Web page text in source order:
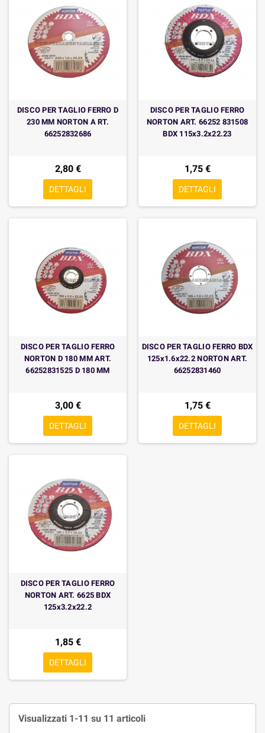
DISCO PER TAGLIO FERRO D
230 MM NORTON A RT.
66252832686
2,80 €
DETTAGLI
DISCO PER TAGLIO FERRO
NORTON ART. 66252 831508
BDX 115x3.2x22.23
1,75 €
DETTAGLI
DISCO PER TAGLIO FERRO
NORTON D 180 MM ART.
66252831525 D 180 MM
3,00 €
DETTAGLI
DISCO PER TAGLIO FERRO BDX
125x1.6x22.2 NORTON ART.
66252831460
1,75 €
DETTAGLI
DISCO PER TAGLIO FERRO
NORTON ART. 6625 BDX
125x3.2x22.2
1,85 €
DETTAGLI
Visualizzati 1-11 su 11 articoli